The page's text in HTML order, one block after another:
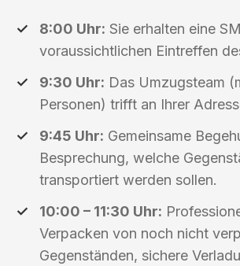
8:00 Uhr: Sie erhalten eine
voraussichtlichen Eintreffen
9:30 Uhr: Das Umzugsteam
Personen) trifft an Ihrer
9:45 Uhr: Gemeinsame
Besprechung, welche
transportiert werden sollen.
10:00 – 11:30 Uhr:
Verpacken von noch nicht
Gegenständen, sichere